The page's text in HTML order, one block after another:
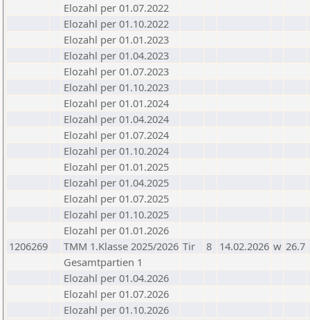
Elozahl per 01.07.2022
Elozahl per 01.10.2022
Elozahl per 01.01.2023
Elozahl per 01.04.2023
Elozahl per 01.07.2023
Elozahl per 01.10.2023
Elozahl per 01.01.2024
Elozahl per 01.04.2024
Elozahl per 01.07.2024
Elozahl per 01.10.2024
Elozahl per 01.01.2025
Elozahl per 01.04.2025
Elozahl per 01.07.2025
Elozahl per 01.10.2025
Elozahl per 01.01.2026
1206269
TMM 1.Klasse 2025/2026 Tir 8 14.02.2026 w 26.7
Gesamtpartien 1
Elozahl per 01.04.2026
Elozahl per 01.07.2026
Elozahl per 01.10.2026